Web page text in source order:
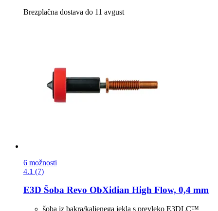
Brezplačna dostava do 11 avgust
6 možnosti
4.1 (7)
E3D Šoba Revo ObXidian High Flow, 0,4 mm
šoba iz bakra/kaljenega jekla s prevleko E3DLC™